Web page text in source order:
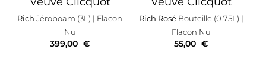
RichJéroboam (3L) | Flacon
Nu
399,00 €
Rich Rosé Bouteille (0.75L) |
Flacon Nu
55,00 €